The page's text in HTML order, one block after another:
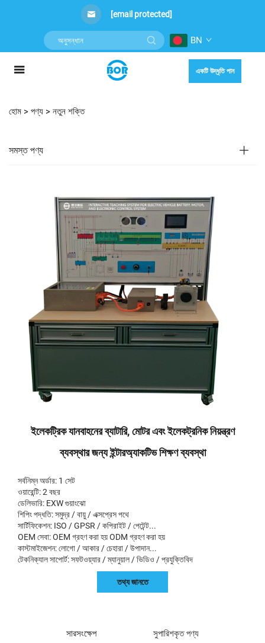
[email protected]
BN
একটি উদ্ধৃতি পান
হোম > পণ্য > নতুন শক্তি
সমস্ত পণ্য
ইলেকট্রিক যানবাহনের ব্যাটারি, মোটর এবং ইলেকট্রনিক নিয়ন্ত্রণ
ব্যবস্থার জন্য ইন্টারঅ্যাকটিভ শিক্ষণ ব্যবস্থা
সর্বনিম্ন অর্ডার: 1 সেট
ওয়ারেন্টি: 2 বছর
ডেলিভারি: EXW গুয়াংঝো
শিপিং পদ্ধতি: সমুদ্র / বায়ু / এক্সপ্রেস পথে
সার্টিফিকেশন: ISO / GPSR / কপিরাইট / পেটেন্ট...
OEM সেবা: OEM গ্রহণ করা হয় ODM গ্রহণ করা হয়
কাস্টমাইজেশন: লোগো / আকার / চেহারা / উপাদান...
টেকনিক্যাল সাপোর্ট: সফটওয়্যার / ম্যানুয়াল / ভিডিও / প্রযুক্তিবিদ
তথ্য জানতে
সারসংক্ষেপ সুপারিশকৃত পণ্য